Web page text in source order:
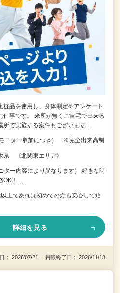
粧品を使用し、身体測定やアンケート
仕事です。 来所が無くご自宅で出来る
所で実施する案件もございます…
ニター参加につき） ※完全出来高制
県 《北関東エリア》
ター内容により異なります） 好きな時
OK！…
上であれば初めての方も安心して始
詳細を見る
： 2026/07/21 掲載終了日： 2026/11/13